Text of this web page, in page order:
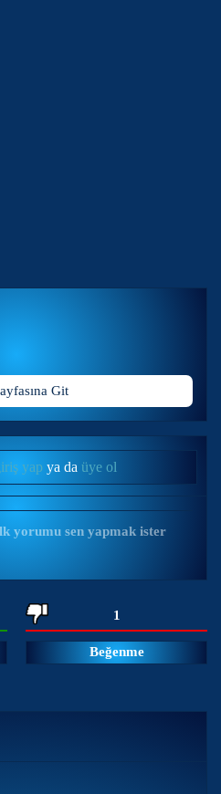
Git
yap ya da üye ol
yorumu sen yapmak ister
1
Beğenme